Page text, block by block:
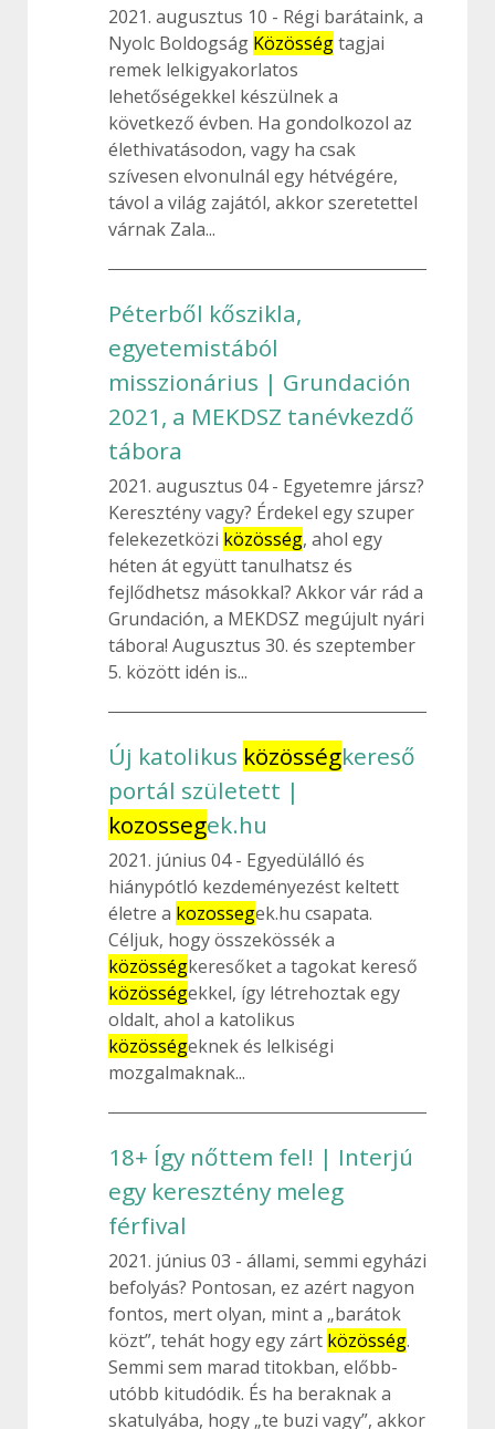
2021. augusztus 10
Régi barátaink, a
Nyolc Boldogság Közösségtagjai
remek lelkigyakorlatos
lehetőségekkel készülnek a
következő évben. Ha gondolkozol az
élethivatásodon, vagy ha csak
szívesen elvonulnál egy hétvégére,
távol a világ zajától, akkor szeretettel
várnak Zala...
Péterből kőszikla,
egyetemistából
misszionárius | Grundación
2021, a MEKDSZ tanévkezdő
tábora
2021. augusztus 04
Egyetemre jársz?
Keresztény vagy? Érdekel egy szuper
felekezetközi közösség, ahol egy
héten át együtt tanulhatsz és
fejlődhetsz másokkal? Akkor vár rád a
Grundación, a MEKDSZ megújult nyári
tábora! Augusztus 30. és szeptember
5. között idén is...
Új katolikus közösségkereső
portál született |
kozossegek.hu
2021. június 04
Egyedülálló és
hiánypótló kezdeményezést keltett
életre a kozossegek.hu csapata.
Céljuk, hogy összekössék a
közösségkeresőket a tagokat kereső
közösségekkel, így létrehoztak egy
oldalt, ahol a katolikus
közösségeknek és lelkiségi
mozgalmaknak...
18+ Így nőttem fel! | Interjú
egy keresztény meleg
férfival
2021. június 03
állami, semmi egyházi
befolyás? Pontosan, ez azért nagyon
fontos, mert olyan, mint a „barátok
közt”, tehát hogy egy zárt közösség.
Semmi sem marad titokban, előbb-
utóbb kitudódik. És ha beraknak a
skatulyába, hogy „te buzi vagy”, akkor